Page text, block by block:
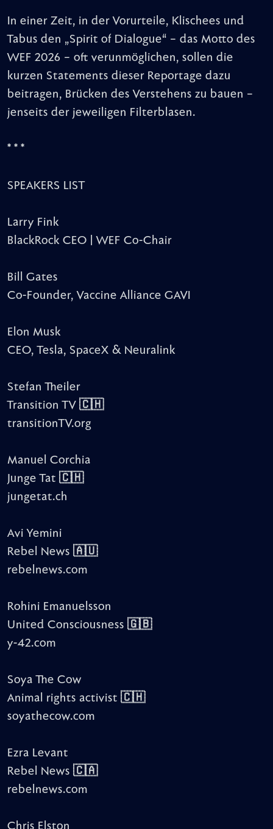
In einer Zeit, in der Vorurteile, Klischees und
Tabus den „Spirit of Dialogue“ – das Motto des
WEF 2026 – oft verunmöglichen, sollen die
kurzen Statements dieser Reportage dazu
beitragen, Brücken des Verstehens zu bauen –
jenseits der jeweiligen Filterblasen.
* * *
SPEAKERS LIST
Larry Fink
BlackRock CEO | WEF Co-Chair
Bill Gates
Co-Founder, Vaccine Alliance GAVI
Elon Musk
CEO, Tesla, SpaceX & Neuralink
Stefan Theiler
Transition TV 🇨🇭
transitionTV.org
Manuel Corchia
Junge Tat 🇨🇭
jungetat.ch
Avi Yemini
Rebel News 🇦🇺
rebelnews.com
Rohini Emanuelsson
United Consciousness 🇬🇧
y-42.com
Soya The Cow
Animal rights activist 🇨🇭
soyathecow.com
Ezra Levant
Rebel News 🇨🇦
rebelnews.com
Chris Elston